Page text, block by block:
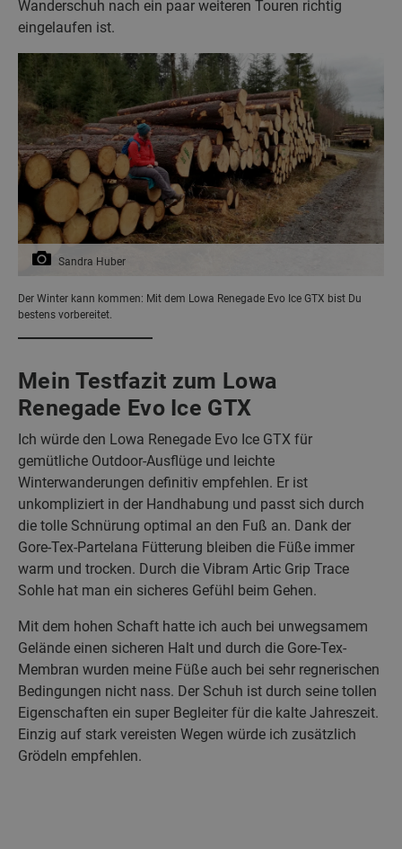
Wanderschuh nach ein paar weiteren Touren richtig
eingelaufen ist.
Sandra Huber
Der Winter kann kommen: Mit dem Lowa Renegade Evo Ice GTX bist Du
bestens vorbereitet.
Mein Testfazit zum Lowa
Renegade Evo Ice GTX
Ich würde den Lowa Renegade Evo Ice GTX für
gemütliche Outdoor-Ausflüge und leichte
Winterwanderungen definitiv empfehlen. Er ist
unkompliziert in der Handhabung und passt sich durch
die tolle Schnürung optimal an den Fuß an. Dank der
Gore-Tex-Partelana Fütterung bleiben die Füße immer
warm und trocken. Durch die Vibram Artic Grip Trace
Sohle hat man ein sicheres Gefühl beim Gehen.
Mit dem hohen Schaft hatte ich auch bei unwegsamem
Gelände einen sicheren Halt und durch die Gore-Tex-
Membran wurden meine Füße auch bei sehr regnerischen
Bedingungen nicht nass. Der Schuh ist durch seine tollen
Eigenschaften ein super Begleiter für die kalte Jahreszeit.
Einzig auf stark vereisten Wegen würde ich zusätzlich
Grödeln empfehlen.